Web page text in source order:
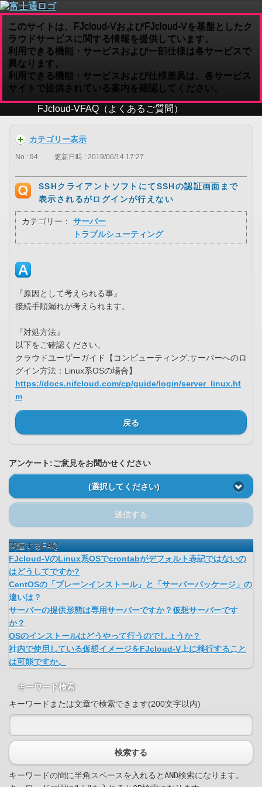
このサイトは、FJcloud-VおよびFJcloud-Vを基盤としたク
ラウドサービスに関する情報を提供しています。
利用できる機能・サービスおよび一部仕様は各サービスで
異なります。
利用できる機能・サービスおよび仕様差異は、各サービス
サイトで提供されている案内を確認してください。
FJcloud-VFAQ（よくあるご質問）
カテゴリー表示
No : 94 更新日時 : 2019/06/14 17:27
SSHクライアントソフトにてSSHの認証画面まで
表示されるがログインが行えない
カテゴリー：
サーバー
トラブルシューティング
『原因として考えられる事』
接続手順漏れが考えられます。
『対処方法』
以下をご確認ください。
クラウドユーザーガイド【コンピューティング:サーバーへのロ
グイン方法：Linux系OSの場合】
https://docs.nifcloud.com/cp/guide/login/server_linux.ht
m
戻る
アンケート:ご意見をお聞かせください
(選択してください)
送信する
関連するFAQ
FJcloud-VのLinux系OSでcrontabがデフォルト表記ではないの
はどうしてですか?
CentOSの「プレーンインストール」と「サーバーパッケージ」の
違いは？
サーバーの提供形態は専用サーバーですか？仮想サーバーです
か？
OSのインストールはどうやって行うのでしょうか？
社内で使用している仮想イメージをFJcloud-V上に移行すること
は可能ですか。
キーワード検索
キーワードまたは文章で検索できます(200文字以内)
検索する
キーワードの間に半角スペースを入れるとAND検索になります。